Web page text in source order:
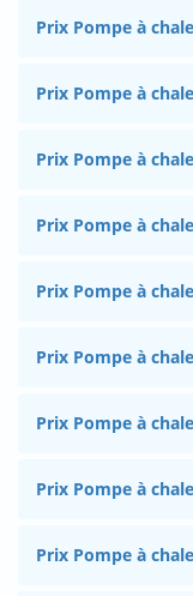
Prix Pompe à
Prix Pompe à
Prix Pompe à
Prix Pompe à
Prix Pompe à
Prix Pompe à
Prix Pompe à
Prix Pompe à
Prix Pompe à